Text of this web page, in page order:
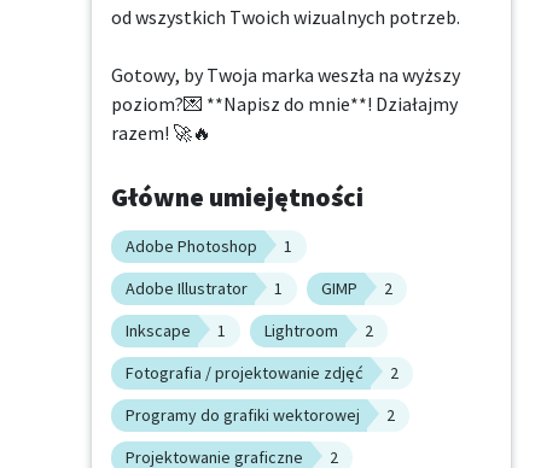
od wszystkich Twoich wizualnych potrzeb.
Gotowy, by Twoja marka weszła na wyższy
poziom?💌 **Napisz do mnie**! Działajmy
razem! 🚀🔥
Główne umiejętności
Adobe Photoshop
1
Adobe Illustrator
1 GIMP
2
Inkscape
1 Lightroom
2
Fotografia / projektowanie zdjęć
2
Programy do grafiki wektorowej
2
Projektowanie graficzne
2